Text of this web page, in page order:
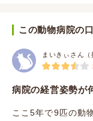
この動物病院の
まいきぃさん（
病院の経営姿勢が
ここ5年で9匹の動